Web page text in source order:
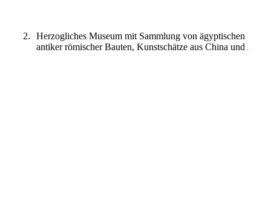
2.
Herzogliches Museum mit Sammlung von ägyptischen
antiker römischer Bauten, Kunstschätze aus China und